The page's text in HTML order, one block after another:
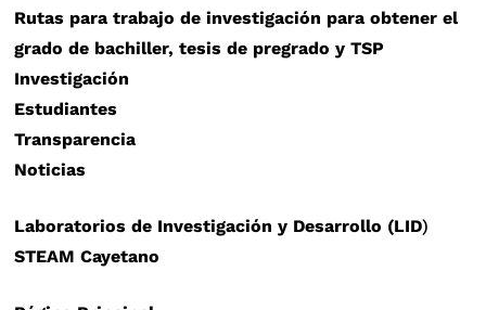
Rutas para trabajo de investigación para obtener el
grado de bachiller, tesis de pregrado y TSP
Investigación
Estudiantes
Transparencia
Noticias
Laboratorios de Investigación y Desarrollo (LID)
STEAM Cayetano